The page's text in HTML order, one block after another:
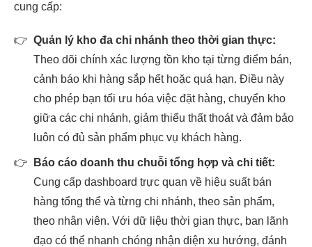
cung cấp:
👉 Quản lý kho đa chi nhánh theo thời gian thực:
Theo dõi chính xác lượng tồn kho tại từng điểm bán,
cảnh báo khi hàng sắp hết hoặc quá hạn. Điều này
cho phép bạn tối ưu hóa việc đặt hàng, chuyển kho
giữa các chi nhánh, giảm thiểu thất thoát và đảm bảo
luôn có đủ sản phẩm phục vụ khách hàng.
👉
Báo cáo doanh thu chuỗi tổng hợp và chi tiết:
Cung cấp dashboard trực quan về hiệu suất bán
hàng tổng thể và từng chi nhánh, theo sản phẩm,
theo nhân viên. Với dữ liệu thời gian thực, ban lãnh
đạo có thể nhanh chóng nhận diện xu hướng, đánh